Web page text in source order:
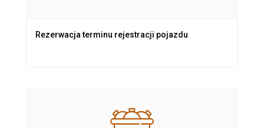
Rezerwacja terminu rejestracji pojazdu